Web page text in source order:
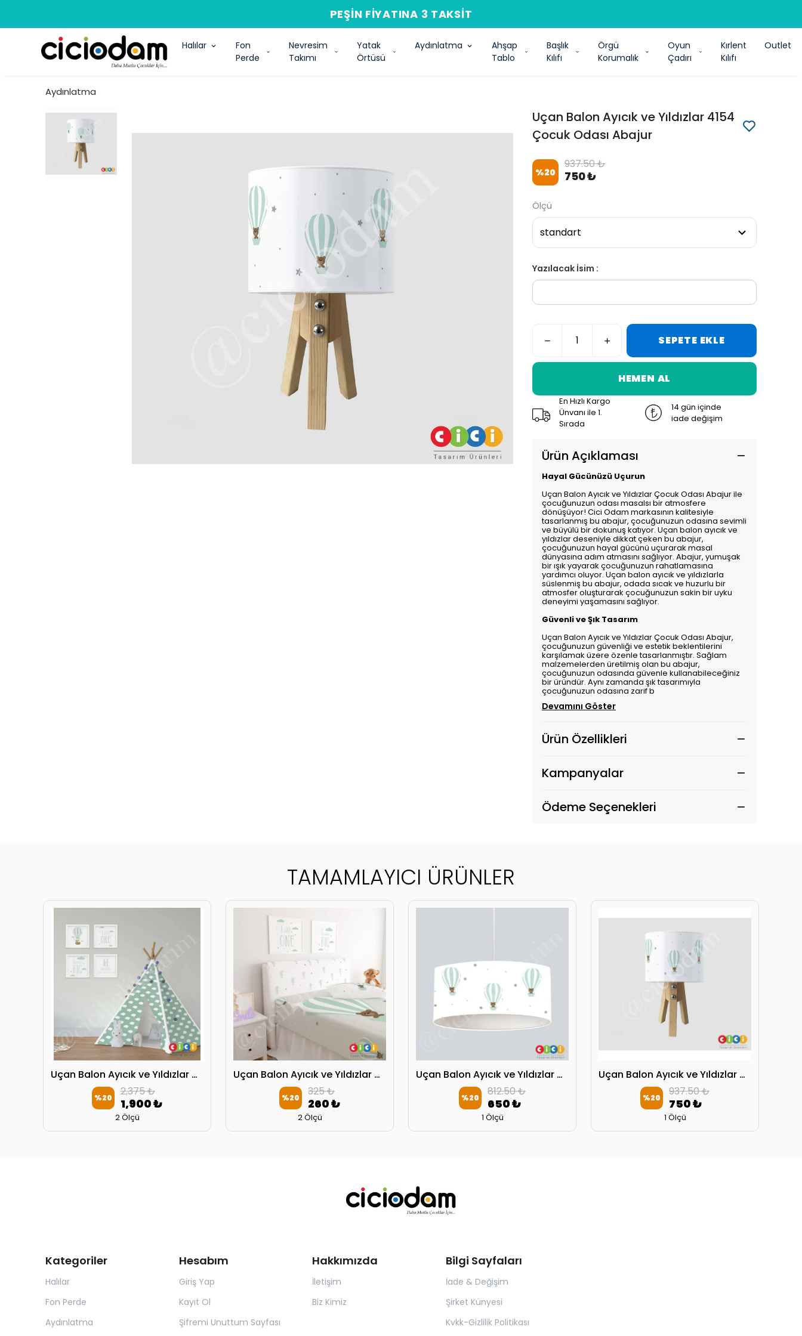
PEŞIN FIYATINA 3 TAKSIT
Halılar
Fon
Perde
Nevresim
Takımı
Yatak
Örtüsü
Aydınlatma
Ahşap
Tablo
Başlık
Kılıfı
Örgü
Korumalık
Oyun
Çadırı
Kırlent
Kılıfı
Outlet
Aydınlatma
Uçan Balon Ayıcık ve Yıldızlar 4154
Çocuk Odası Abajur
%20
937.50 ₺
750 ₺
Ölçü
Yazılacak İsim :
SEPETE EKLE
HEMEN AL
En Hızlı Kargo
Ünvanı ile 1.
Sırada
14 gün içinde
iade değişim
Ürün Açıklaması
Hayal Gücünüzü Uçurun
Uçan Balon Ayıcık ve Yıldızlar Çocuk Odası Abajur ile
çocuğunuzun odası masalsı bir atmosfere
dönüşüyor! Cici Odam markasının kalitesiyle
tasarlanmış bu abajur, çocuğunuzun odasına sevimli
ve büyülü bir dokunuş katıyor. Uçan balon ayıcık ve
yıldızlar deseniyle dikkat çeken bu abajur,
çocuğunuzun hayal gücünü uçurarak masal
dünyasına adım atmasını sağlıyor. Abajur, yumuşak
bir ışık yayarak çocuğunuzun rahatlamasına
yardımcı oluyor. Uçan balon ayıcık ve yıldızlarla
süslenmiş bu abajur, odada sıcak ve huzurlu bir
atmosfer oluşturarak çocuğunuzun sakin bir uyku
deneyimi yaşamasını sağlıyor.
Güvenli ve Şık Tasarım
Uçan Balon Ayıcık ve Yıldızlar Çocuk Odası Abajur,
çocuğunuzun güvenliği ve estetik beklentilerini
karşılamak üzere özenle tasarlanmıştır. Sağlam
malzemelerden üretilmiş olan bu abajur,
çocuğunuzun odasında güvenle kullanabileceğiniz
bir üründür. Aynı zamanda şık tasarımıyla
çocuğunuzun odasına zarif b
Devamını Göster
Ürün Özellikleri
Kampanyalar
Ödeme Seçenekleri
TAMAMLAYICI ÜRÜNLER
Uçan Balon Ayıcık ve Yıldızlar 4154 Oyun Çadırı
%20 2,375 ₺
1,900 ₺
2 Ölçü
Uçan Balon Ayıcık ve Yıldızlar 4154 Başlık Kılıfı
%20 325 ₺
260 ₺
2 Ölçü
Uçan Balon Ayıcık ve Yıldızlar 4154 Çocuk Odası Avize
%20 812.50 ₺
650 ₺
1 Ölçü
Uçan Balon Ayıcık ve Yıldızlar 4154 Çocuk Odası Abajur
%20 937.50 ₺
750 ₺
1 Ölçü
Kategoriler
Halılar
Fon Perde
Aydınlatma
Hesabım
Giriş Yap
Kayıt Ol
Şifremi Unuttum Sayfası
Hakkımızda
İletişim
Biz Kimiz
Bilgi Sayfaları
İade & Değişim
Şirket Künyesi
Kvkk-Gizlilik Politikası